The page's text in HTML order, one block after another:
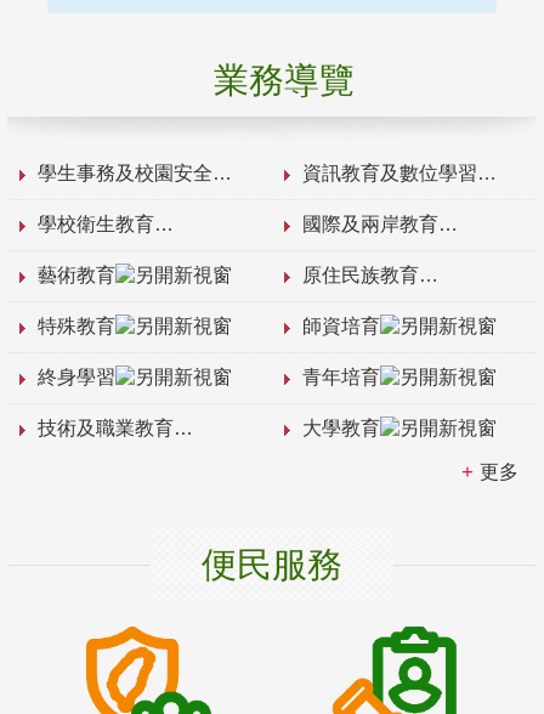
業務導覽
學生事務及校園安全 資訊教育及數位學習
學校衛生教育 國際及兩岸教育
藝術教育 原住民族教育
特殊教育 師資培育
終身學習 青年培育
技術及職業教育 大學教育
更多
便民服務